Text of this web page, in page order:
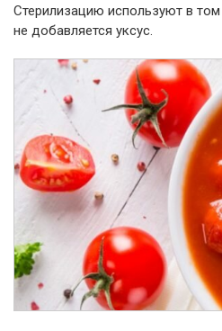
Стерилизацию используют в том
не добавляется уксус.